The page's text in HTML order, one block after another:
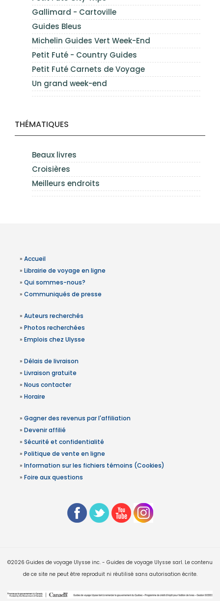
Gallimard - Cartoville
Guides Bleus
Michelin Guides Vert Week-End
Petit Futé - Country Guides
Petit Futé Carnets de Voyage
Un grand week-end
THÉMATIQUES
Beaux livres
Croisières
Meilleurs endroits
» Accueil
» Librairie de voyage en ligne
» Qui sommes-nous?
» Communiqués de presse
» Auteurs recherchés
» Photos recherchées
» Emplois chez Ulysse
» Délais de livraison
» Livraison gratuite
» Nous contacter
» Horaire
» Gagner des revenus par l'affiliation
» Devenir affilié
» Sécurité et confidentialité
» Politique de vente en ligne
» Information sur les fichiers témoins (Cookies)
» Foire aux questions
©2026 Guides de voyage Ulysse inc. - Guides de voyage Ulysse sarl. Le contenu
de ce site ne peut être reproduit ni réutilisé sans autorisation écrite.